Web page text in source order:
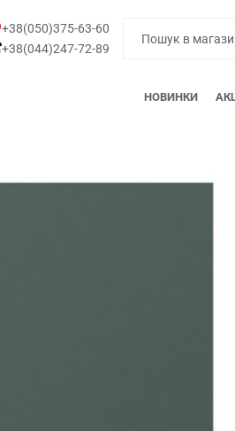
+38(050)375-63-60
+38(044)247-72-89
НОВИНКИ